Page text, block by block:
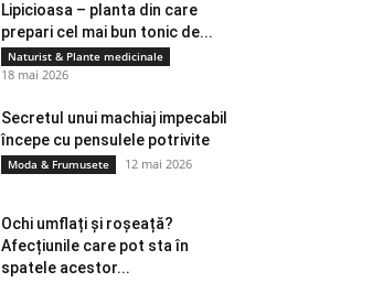
Lipicioasa – planta din care
prepari cel mai bun tonic de...
Naturist & Plante medicinale
18 mai 2026
Secretul unui machiaj impecabil
începe cu pensulele potrivite
Moda & Frumusete 12 mai 2026
Ochi umflați și roșeață?
Afecțiunile care pot sta în
spatele acestor...